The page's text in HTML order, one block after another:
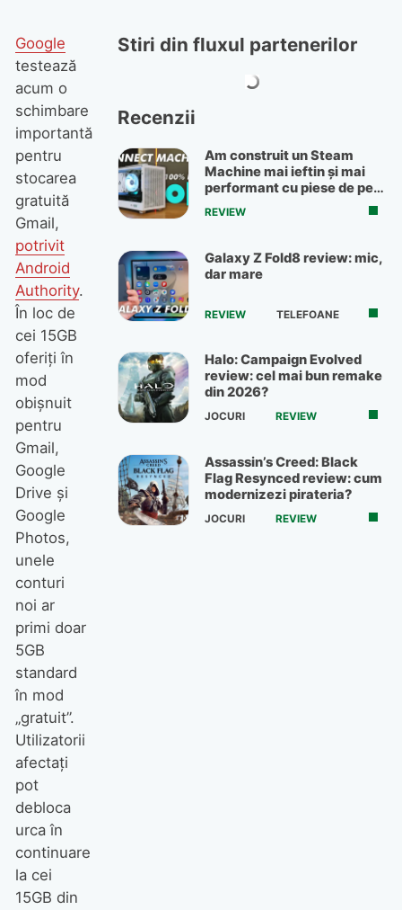
Google
testează
acum o
schimbare
importantă
pentru
stocarea
gratuită
Gmail,
potrivit
Android
Authority.
În loc de
cei 15GB
oferiți în
mod
obișnuit
pentru
Gmail,
Google
Drive și
Google
Photos,
unele
conturi
noi ar
primi doar
5GB
standard
în mod
„gratuit”.
Utilizatorii
afectați
pot
debloca
urca în
continuare
la cei
15GB din
Stiri din fluxul partenerilor
Recenzii
Am construit un Steam
Machine mai ieftin și mai
performant cu piese de pe
OLX
REVIEW
Galaxy Z Fold8 review: mic,
dar mare
REVIEW TELEFOANE
Halo: Campaign Evolved
review: cel mai bun remake
din 2026?
JOCURI REVIEW
Assassin’s Creed: Black
Flag Resynced review: cum
modernizezi pirateria?
JOCURI REVIEW